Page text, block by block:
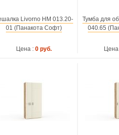
Livorno НМ 013.20-
01 (Панакота Софт)
Цена : 0 руб.
Тумба для
040.65
Цена